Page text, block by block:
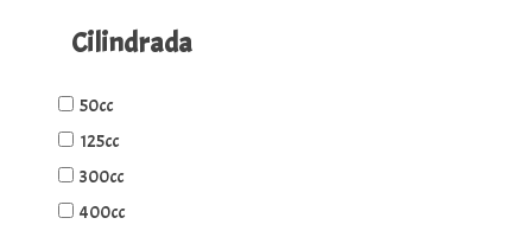
Cilindrada
50cc
125cc
300cc
400cc